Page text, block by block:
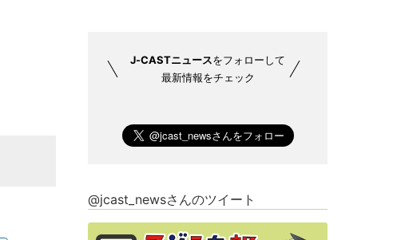
J-CASTニュースをフォローして
最新情報をチェック
@jcast_newsさんのツイート